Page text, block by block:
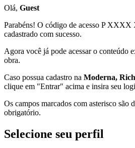
Olá, Guest
Parabéns! O código de acesso P
cadastrado com sucesso.
Agora você já pode acessar o conteúdo
obra.
Caso possua cadastro na Moderna,
clique em "Entrar" acima e insira seu
Os campos marcados com asterisco são
obrigatório.
Selecione seu perfil